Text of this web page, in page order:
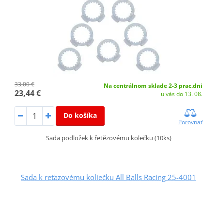
33,00 €
23,44 €
Na centrálnom sklade 2-3 prac.dni
u vás do 13. 08.
Do košíka
Porovnať
Sada podložek k řetězovému kolečku (10ks)
Sada k reťazovému koliečku All Balls Racing 25-4001